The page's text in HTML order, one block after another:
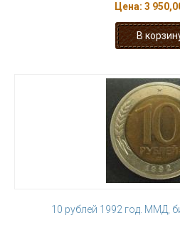
Цена: 3
10 рублей 1992 год. ММД,